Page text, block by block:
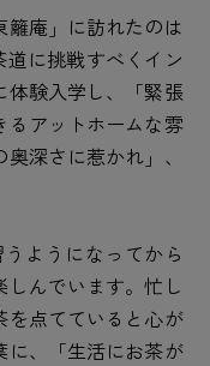
庵」に訪れたのは
に挑戦すべくイン
体験入学し、「緊張
アットホームな雰
深さに惹かれ」、
ようになってから
んでいます。忙し
を点てていると心が
に、「生活にお茶が